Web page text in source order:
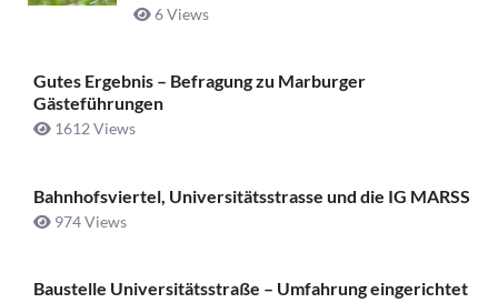
6 Views
Gutes Ergebnis – Befragung zu Marburger
Gästeführungen
1612 Views
Bahnhofsviertel, Universitätsstrasse und die IG MARSS
974 Views
Baustelle Universitätsstraße ­– Umfahrung eingerichtet